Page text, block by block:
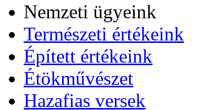
Nemzeti ügyeink
Természeti értékeink
Épített értékeink
Étökművészet
Hazafias versek